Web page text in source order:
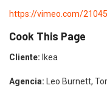
https://vimeo.com/
Cook This Page
Cliente: Ikea
Agencia: Leo Burnett,